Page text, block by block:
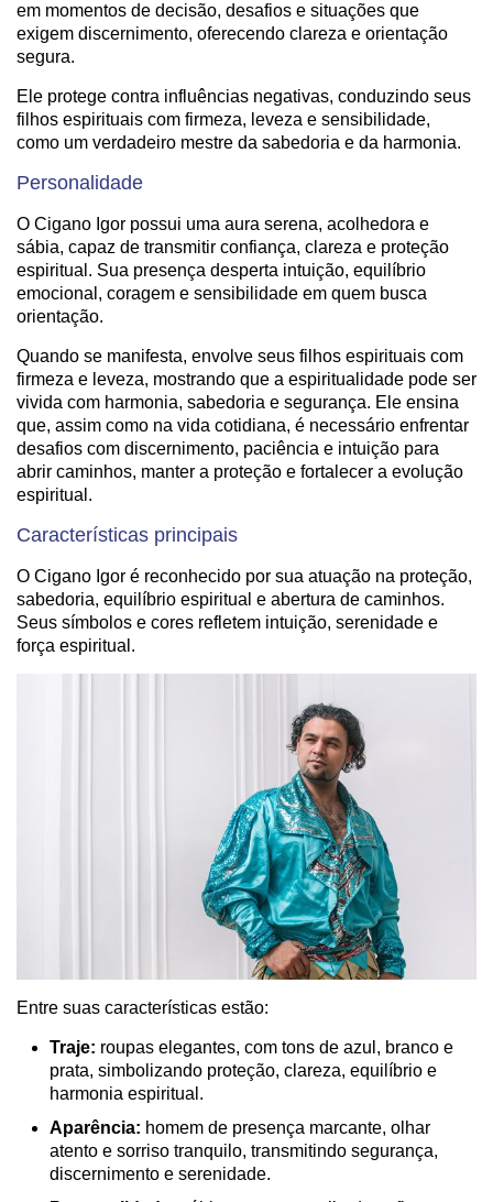
em momentos de decisão, desafios e situações que
exigem discernimento, oferecendo clareza e orientação
segura.
Ele protege contra influências negativas, conduzindo seus
filhos espirituais com firmeza, leveza e sensibilidade,
como um verdadeiro mestre da sabedoria e da harmonia.
Personalidade
O Cigano Igor possui uma aura serena, acolhedora e
sábia, capaz de transmitir confiança, clareza e proteção
espiritual. Sua presença desperta intuição, equilíbrio
emocional, coragem e sensibilidade em quem busca
orientação.
Quando se manifesta, envolve seus filhos espirituais com
firmeza e leveza, mostrando que a espiritualidade pode ser
vivida com harmonia, sabedoria e segurança. Ele ensina
que, assim como na vida cotidiana, é necessário enfrentar
desafios com discernimento, paciência e intuição para
abrir caminhos, manter a proteção e fortalecer a evolução
espiritual.
Características principais
O Cigano Igor é reconhecido por sua atuação na proteção,
sabedoria, equilíbrio espiritual e abertura de caminhos.
Seus símbolos e cores refletem intuição, serenidade e
força espiritual.
Entre suas características estão:
Traje: roupas elegantes, com tons de azul, branco e
prata, simbolizando proteção, clareza, equilíbrio e
harmonia espiritual.
Aparência: homem de presença marcante, olhar
atento e sorriso tranquilo, transmitindo segurança,
discernimento e serenidade.